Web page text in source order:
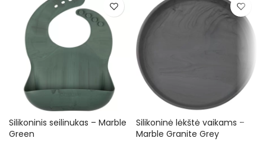
Silikoninis seilinukas – Marble
Green
Silikoninė lėkštė vaikams –
Marble Granite Grey